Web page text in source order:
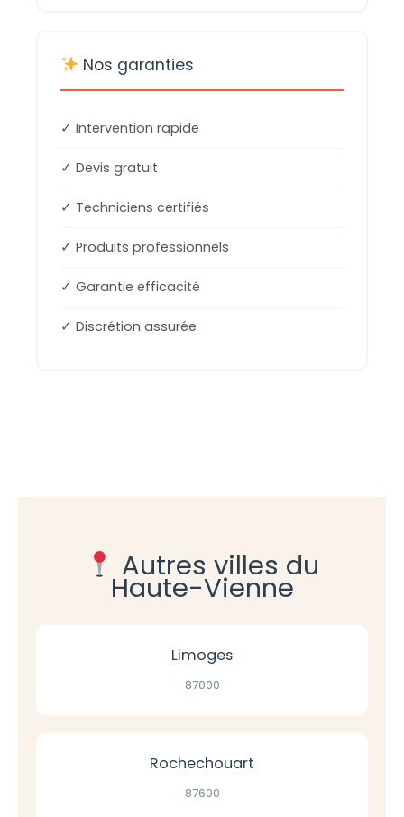
Nos garanties
✓ Intervention rapide
✓ Devis gratuit
✓ Techniciens certifiés
✓ Produits professionnels
✓ Garantie efficacité
✓ Discrétion assurée
Autres villes du
Haute-Vienne
Limoges
87000
Rochechouart
87600